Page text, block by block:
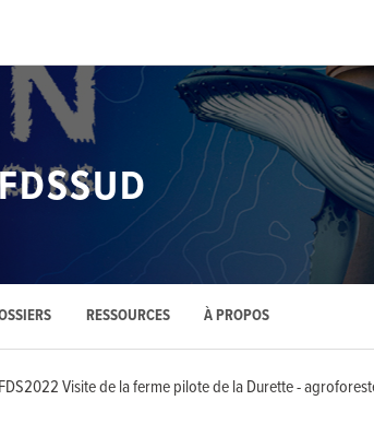
RESSOURCES À PROPOS
Visite de la ferme pilote de la Durette -